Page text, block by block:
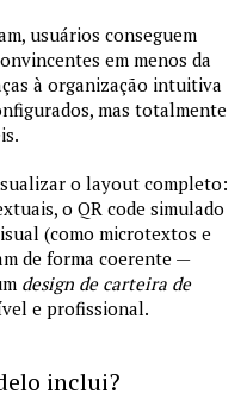
usuários conseguem
em menos da
à organização intuitiva
mas totalmente
o layout completo:
o QR code simulado
(como microtextos e
de forma coerente —
design de carteira de
e profissional.
inclui?